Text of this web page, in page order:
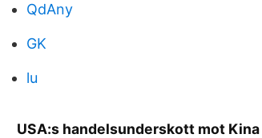
QdAny
GK
lu
USA:s handelsunderskott mot